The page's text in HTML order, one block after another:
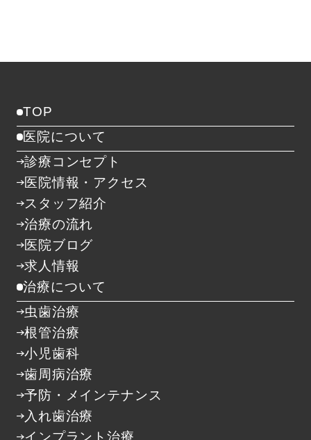
TOP
医院について
診療コンセプト
医院情報・アクセス
スタッフ紹介
治療の流れ
医院ブログ
求人情報
治療について
虫歯治療
根管治療
小児歯科
歯周病治療
予防・メインテナンス
入れ歯治療
インプラント治療